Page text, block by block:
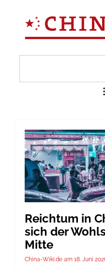
Reichtum in
sich der
Mitte
China-Wiki.de 18. Juni